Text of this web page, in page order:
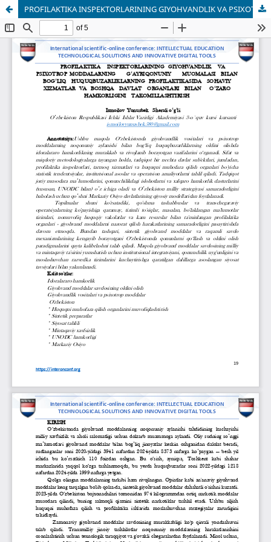
PROFILAKTIKA INSPEKTORLARINING GIYOHVANDLIK VA PSIXOTROP MODDALARNING GʻAYRIQONUNIY MUOMALASI BILAN BOGʻLIQ HUQUQBUZARLIKLARNING PROFILAKTIKASIDA SOHAVIY XIZMATLAR VA BOSHQA DAVLAT ORGANLARI BILAN